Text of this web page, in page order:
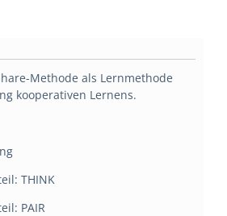
Methode als Lernmethode
kooperativen Lernens.
THINK
PAIR